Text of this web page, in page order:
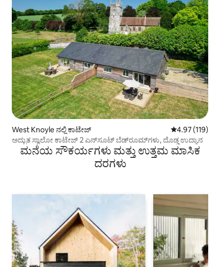
West Knoyle ನಲ್ಲಿ ಕಾಟೇಜ್ 5 ರಲ್ಲಿ 4.97
4.97 (119)
ಅದ್ಭುತ ಸ್ವಾಲೋ ಕಾಟೇಜ್ 2 ಎನ್‌ಸೂಟ್ ಬೆಡ್‌ರೂಮ್‌ಗಳು, ದೊಡ್ಡ ಉದ್ಯಾನ
ಮನೆಯ ಸೌಕರ್ಯಗಳು ಮತ್ತು ಉತ್ತಮ ಮಾಸಿಕ
ದರಗಳು